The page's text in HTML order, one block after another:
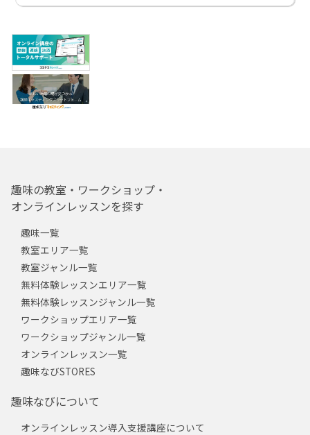
趣味の教室・ワークショップ・
オンラインレッスンを探す
趣味一覧
教室エリア一覧
教室ジャンル一覧
無料体験レッスンエリア一覧
無料体験レッスンジャンル一覧
ワークショップエリア一覧
ワークショップジャンル一覧
オンラインレッスン一覧
趣味なびSTORES
趣味なびについて
オンラインレッスン導入支援講座について